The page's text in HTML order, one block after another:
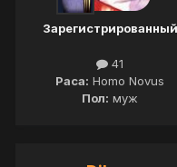
Зарегистрированный
41
Раса: Homo Novus
Пол: муж